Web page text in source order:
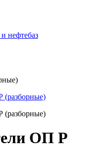
нефтебаз
ОП Р